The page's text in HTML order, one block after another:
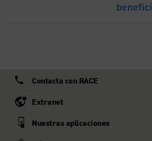
Contacta con RACE
Extranet
Nuestras aplicaciones